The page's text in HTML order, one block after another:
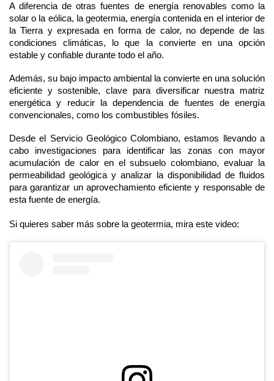
A diferencia de otras fuentes de energía renovables como la
solar o la eólica, la geotermia, energía contenida en el interior de
la Tierra y expresada en forma de calor, no depende de las
condiciones climáticas, lo que la convierte en una opción
estable y confiable durante todo el año.
Además, su bajo impacto ambiental la convierte en una solución
eficiente y sostenible, clave para diversificar nuestra matriz
energética y reducir la dependencia de fuentes de energía
convencionales, como los combustibles fósiles.
Desde el Servicio Geológico Colombiano, estamos llevando a
cabo investigaciones para identificar las zonas con mayor
acumulación de calor en el subsuelo colombiano, evaluar la
permeabilidad geológica y analizar la disponibilidad de fluidos
para garantizar un aprovechamiento eficiente y responsable de
esta fuente de energía.
Si quieres saber más sobre la geotermia, mira este video: